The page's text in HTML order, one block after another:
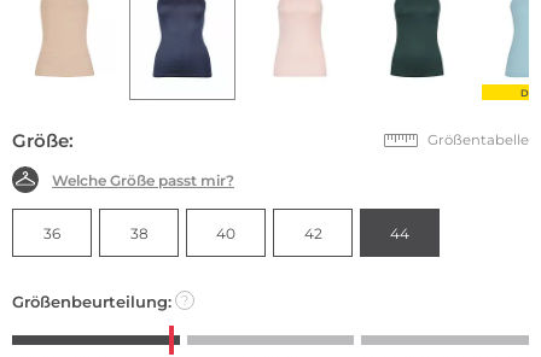
Größe: Größentabelle
Welche Größe passt mir?
36 38 40 42 44
Größenbeurteilung: ?